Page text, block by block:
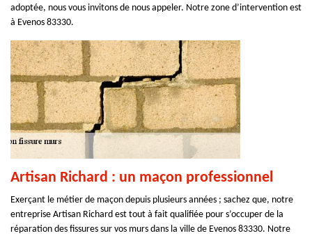
adoptée, nous vous invitons de nous appeler. Notre zone d’intervention est
à Evenos 83330.
Artisan Richard : un maçon professionnel
Exerçant le métier de maçon depuis plusieurs années ; sachez que, notre
entreprise Artisan Richard est tout à fait qualifiée pour s’occuper de la
réparation des fissures sur vos murs dans la ville de Evenos 83330. Notre